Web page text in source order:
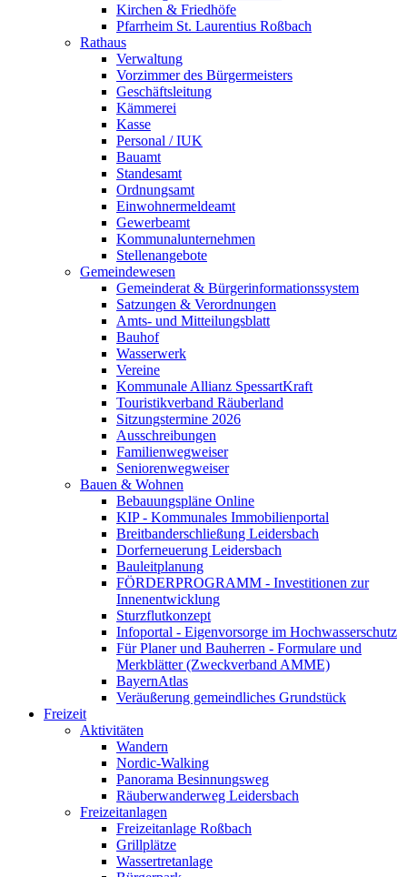
Kirchen & Friedhöfe
Pfarrheim St. Laurentius Roßbach
Rathaus
Verwaltung
Vorzimmer des Bürgermeisters
Geschäftsleitung
Kämmerei
Kasse
Personal / IUK
Bauamt
Standesamt
Ordnungsamt
Einwohnermeldeamt
Gewerbeamt
Kommunalunternehmen
Stellenangebote
Gemeindewesen
Gemeinderat & Bürgerinformationssystem
Satzungen & Verordnungen
Amts- und Mitteilungsblatt
Bauhof
Wasserwerk
Vereine
Kommunale Allianz SpessartKraft
Touristikverband Räuberland
Sitzungstermine 2026
Ausschreibungen
Familienwegweiser
Seniorenwegweiser
Bauen & Wohnen
Bebauungspläne Online
KIP - Kommunales Immobilienportal
Breitbanderschließung Leidersbach
Dorferneuerung Leidersbach
Bauleitplanung
FÖRDERPROGRAMM - Investitionen zur
Innenentwicklung
Sturzflutkonzept
Infoportal - Eigenvorsorge im Hochwasserschutz
Für Planer und Bauherren - Formulare und
Merkblätter (Zweckverband AMME)
BayernAtlas
Veräußerung gemeindliches Grundstück
Freizeit
Aktivitäten
Wandern
Nordic-Walking
Panorama Besinnungsweg
Räuberwanderweg Leidersbach
Freizeitanlagen
Freizeitanlage Roßbach
Grillplätze
Wassertretanlage